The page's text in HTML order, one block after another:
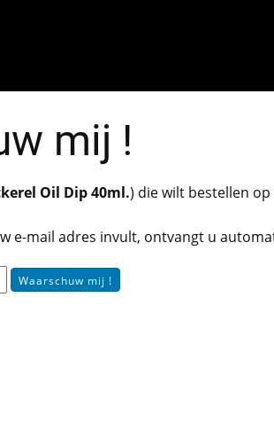
mij !
Oil Dip 40ml.) die wilt bestellen
e-mail adres invult, ontvangt u